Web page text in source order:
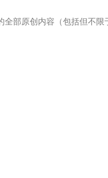
全部原创内容（包括但不